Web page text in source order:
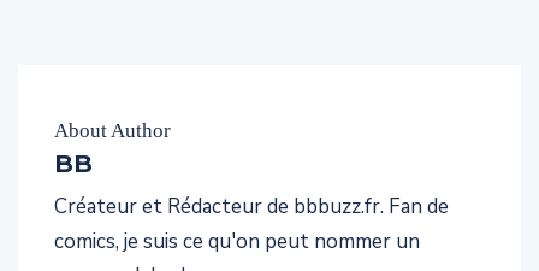
About Author
BB
Créateur et Rédacteur de bbbuzz.fr. Fan de
comics, je suis ce qu'on peut nommer un